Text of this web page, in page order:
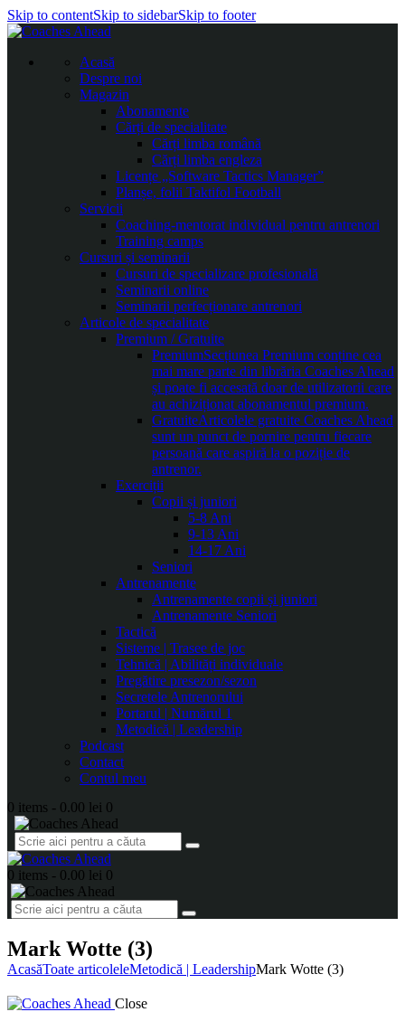
Skip to contentSkip to sidebarSkip to footer
Acasă
Despre noi
Magazin
Abonamente
Cărți de specialitate
Cărți limba română
Cărți limba engleza
Licențe „Software Tactics Manager”
Planșe, folii Taktifol Football
Servicii
Coaching-mentorat individual pentru antrenori
Training camps
Cursuri și seminarii
Cursuri de specializare profesională
Seminarii online
Seminarii perfecționare antrenori
Articole de specialitate
Premium / Gratuite
PremiumSecțiunea Premium conține cea
mai mare parte din librăria Coaches Ahead
și poate fi accesată doar de utilizatorii care
au achiziționat abonamentul premium.
GratuiteArticolele gratuite Coaches Ahead
sunt un punct de pornire pentru fiecare
persoană care aspiră la o poziție de
antrenor.
Exerciții
Copii și juniori
5-8 Ani
9-13 Ani
14-17 Ani
Seniori
Antrenamente
Antrenamente copii și juniori
Antrenamente Seniori
Tactică
Sisteme | Trasee de joc
Tehnică | Abilități individuale
Pregătire presezon/sezon
Secretele Antrenorului
Portarul | Numărul 1
Metodică | Leadership
Podcast
Contact
Contul meu
0 items - 0.00 lei 0
0 items - 0.00 lei 0
Mark Wotte (3)
AcasăToate articoleleMetodică | LeadershipMark Wotte (3)
Close